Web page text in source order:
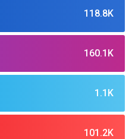
118.8K
160.1K
1.1K
101.2K